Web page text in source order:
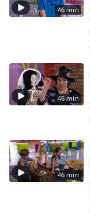
46 min
46 min
46 min